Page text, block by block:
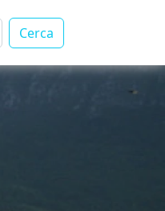
Cerca